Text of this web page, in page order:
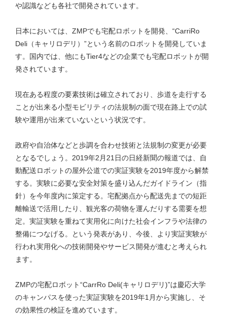
や認識なども各社で開発されています。
日本においては、ZMPでも宅配ロボットを開発、“CarriRo
Deli（キャリロデリ）”という名前のロボットを開発していま
す。国内では、他にもTier4などの企業でも宅配ロボットが開
発されています。
現在ある程度の要素技術は確立されており、歩道を走行する
ことが出来る小型モビリティの法規制の面で現在路上での試
験や運用が出来ていないという状況です。
政府や自治体などと歩調を合わせ技術と法規制の変更が必要
となるでしょう。2019年2月21日の日経新聞の報道では、自
動配送ロボットの屋外公道での実証実験を2019年度から解禁
する。実験に必要な安全対策を盛り込んだガイドライン（指
針）を今年度内に策定する。宅配拠点から配送先までの短距
離輸送で活用したり、観光客の荷物を運んだりする需要を想
定。実証実験を重ねて実用化に向けた社会インフラや法律の
整備につなげる。という発表があり、今後、より実証実験が
行われ実用化への技術開発やサービス開発が進むと考えられ
ます。
ZMPの宅配ロボット“CarrRo Deli(キャリロデリ)”は慶応大学
のキャンパスを使った実証実験を2019年1月から実施し、そ
の効果性の検証を進めています。